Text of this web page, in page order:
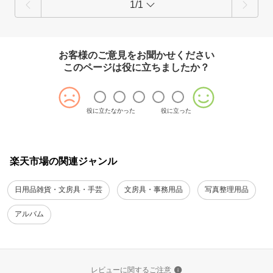
1/1
お客様のご意見をお聞かせください
このページは役に立ちましたか？
役に立たなかった 役に立った
楽天市場の関連ジャンル
日用品雑貨・文房具・手芸 文房具・事務用品 写真整理用品
アルバム
レビューに関するご注意